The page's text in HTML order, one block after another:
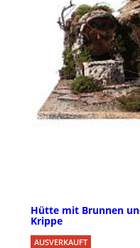
Hütte mit Brunnen
Krippe
AUSVERKAUFT